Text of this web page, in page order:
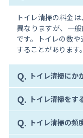
トイレ清掃の料金
異なりますが、一
です。トイレの数
することがあります。
Q. トイレ清掃にか
Q. トイレ清掃をす
Q. トイレ清掃の頻